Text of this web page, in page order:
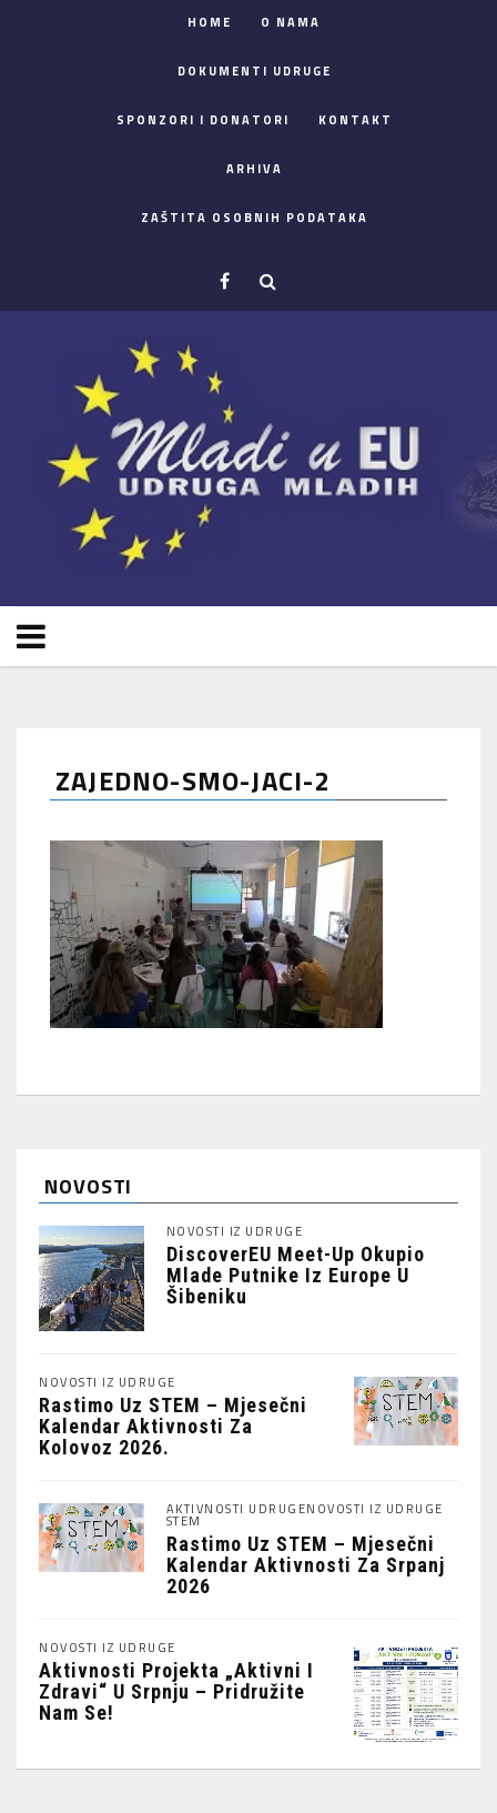
HOME O NAMA
DOKUMENTI UDRUGE
SPONZORI I DONATORI KONTAKT
ARHIVA
ZAŠTITA OSOBNIH PODATAKA
ZAJEDNO-SMO-JACI-2
NOVOSTI
NOVOSTI IZ UDRUGE
DiscoverEU Meet-Up Okupio
Mlade Putnike Iz Europe U
Šibeniku
NOVOSTI IZ UDRUGE
Rastimo Uz STEM – Mjesečni
Kalendar Aktivnosti Za
Kolovoz 2026.
AKTIVNOSTI UDRUGENOVOSTI IZ UDRUGE
STEM
Rastimo Uz STEM – Mjesečni
Kalendar Aktivnosti Za Srpanj
2026
NOVOSTI IZ UDRUGE
Aktivnosti Projekta „Aktivni I
Zdravi“ U Srpnju – Pridružite
Nam Se!